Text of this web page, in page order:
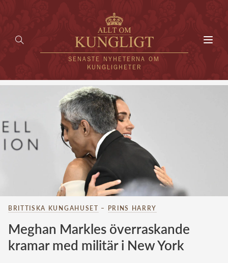
SENASTE NYHETERNA OM
KUNGLIGHETER
HEM
KUNGAFAMILJEN
UTLÄNDSKT
KÄNDISAR
VÄRLDENS KUNGAHUS
Svenska kungahuset
Brittiska kungahuset
Norska kungahuset
BRITTISKA KUNGAHUSET – PRINS HARRY
Meghan Markles överraskande
kramar med militär i New York